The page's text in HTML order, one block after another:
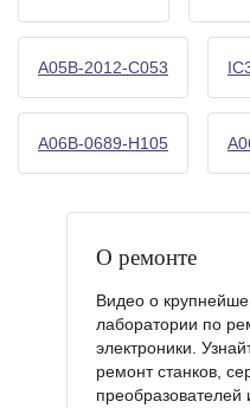
A05B-2012-C053
A06B-0689-H105
О ремонте
Видео о
лаборатории по
электроники.
ремонт станков,
преобразователей